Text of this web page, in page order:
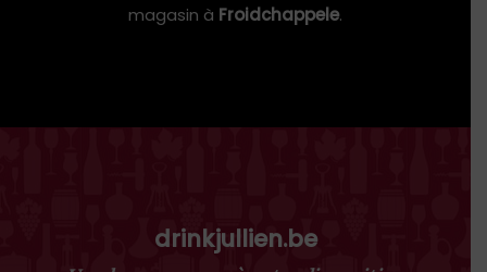
magasin à Froidchappele.
drinkjullien.be